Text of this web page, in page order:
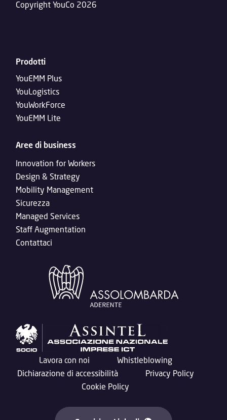
Copyright YouCo 2026
Prodotti
YouEMM Plus
YouLogistics
YouWorkForce
YouEMM Lite
Aree di business
Innovation for Workers
Design & Strategy
Mobility Management
Sicurezza
Managed Services
Staff Augmentation
Contattaci
Lavora con noi
Whistleblowing
Dichiarazione di accessibilità
Privacy Policy
Cookie Policy